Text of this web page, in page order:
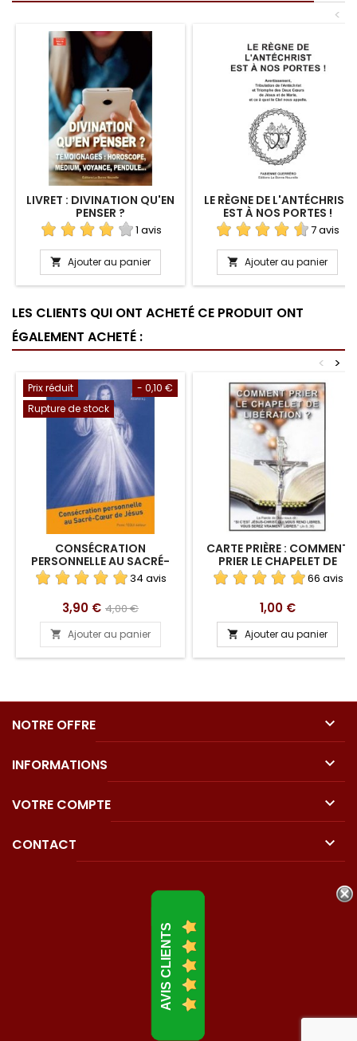
<
LIVRET : DIVINATION QU'EN
PENSER ?
1 avis
 Ajouter au panier
LE RÈGNE DE L'ANTÉCHRIST
EST À NOS PORTES !
7 avis
 Ajouter au panier
LES CLIENTS QUI ONT ACHETÉ CE PRODUIT ONT
ÉGALEMENT ACHETÉ :
>
<
- 0,10 €
Prix réduit
Rupture de stock
CONSÉCRATION
PERSONNELLE AU SACRÉ-
COEUR
34 avis
Prix
3,90 € Prix
de
base
4,00 €
 Ajouter au panier
CARTE PRIÈRE : COMMENT
PRIER LE CHAPELET DE
LIBÉRATION ?66 avis
Prix
1,00 €
 Ajouter au panier
NOTRE OFFRE 
INFORMATIONS 
VOTRE COMPTE 
CONTACT 
AVIS CLIENTS